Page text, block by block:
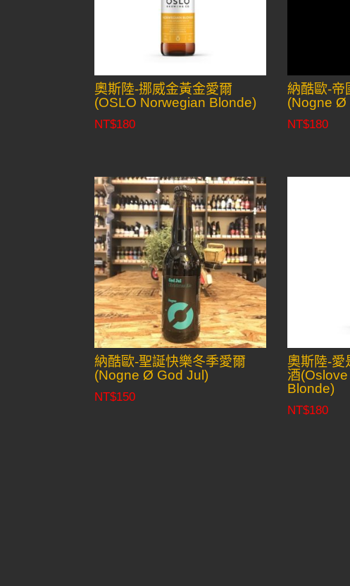
奧斯陸-挪威金黃金愛爾
(OSLO Norwegian Blonde)
NT$180
納酷歐-帝
(Nogne Ø
NT$180
納酷歐-聖誕快樂冬季愛爾
(Nogne Ø God Jul)
NT$150
奧斯陸-愛
酒
Blonde)
NT$180